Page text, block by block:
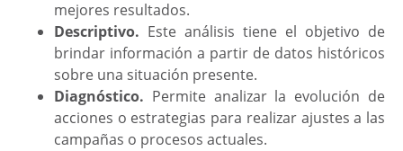
mejores resultados.
Descriptivo. Este análisis tiene el objetivo de
brindar información a partir de datos históricos
sobre una situación presente.
Diagnóstico. Permite analizar la evolución de
acciones o estrategias para realizar ajustes a las
campañas o procesos actuales.